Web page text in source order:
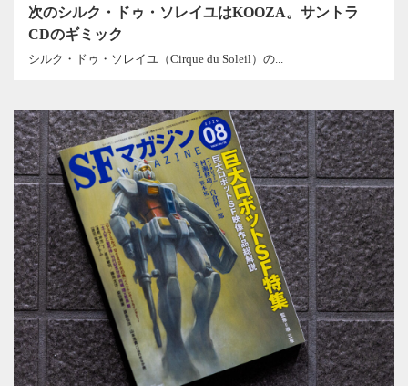
次のシルク・ドゥ・ソレイユはKOOZA。サントラ
CDのギミック
シルク・ドゥ・ソレイユ（Cirque du Soleil）の...